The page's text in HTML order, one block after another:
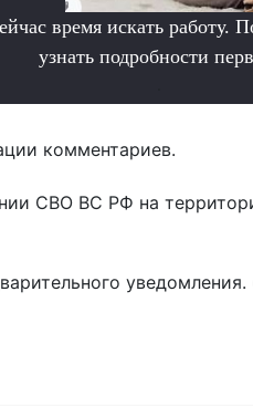
время искать работу.
узнать подробности
комментариев.
СВО ВС РФ на
уведомления.